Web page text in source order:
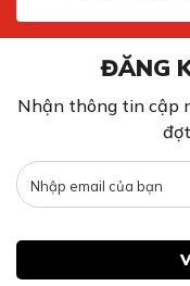
ĐĂNG
Nhận thông tin cập